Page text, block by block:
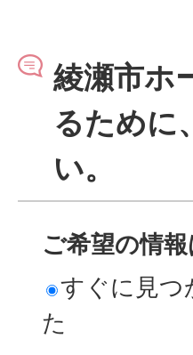
綾瀬市ホ
るために
い。
ご希望の情
すぐに見つ
た